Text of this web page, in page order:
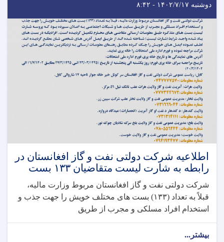
دوشنبه ۱۴۰۲/۷/۱۷ - ۸:۴۲
اطلاعیه شرکت دولتی نفت و گاز افغانستان در
رابطه به شارت لیست متقاضیان ۱۳۳ بست
شرکت دولتی نفت و گاز افغانستان مربوط وزارت مالیه،
قبلاً به تعداد (۱۳۳) بست های مختلف خویش را جهت جذب و
استخدام افراد مسلکی و مجرب از طریق
بیشتر...